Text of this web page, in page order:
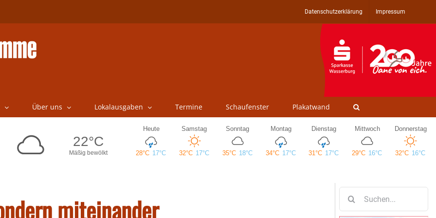
Datenschutzerklärung Impressum
Über uns Lokalausgaben Termine Schaufenster Plakatwand
miteinander
nach: